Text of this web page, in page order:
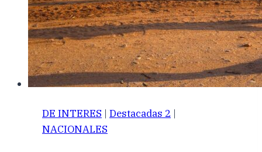
DE INTERES | Destacadas 2 |
NACIONALES